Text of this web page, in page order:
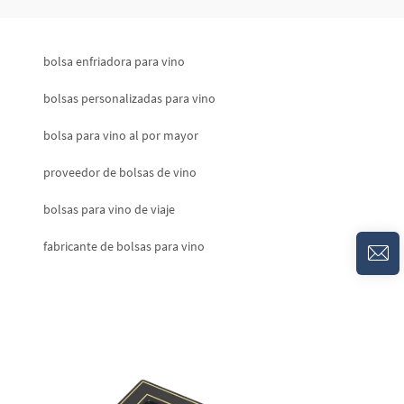
bolsa enfriadora para vino
bolsas personalizadas para vino
bolsa para vino al por mayor
proveedor de bolsas de vino
bolsas para vino de viaje
fabricante de bolsas para vino